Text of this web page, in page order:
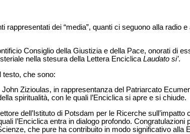
rappresentati dei “media”, quanti ci seguono alla radio
Consiglio della Giustizia e della Pace, onorati di
nella stesura della Lettera Enciclica Laudato si’.
testo, che sono:
Zizioulas, in rappresentanza del Patriarcato
spiritualità, con le quali l’Enciclica si apre e si chiude.
dell’Istituto di Potsdam per le Ricerche sull’impatto
l’Enciclica entra in dialogo profondo. Congratulazioni
che pure ha contribuito in modo significativo alla